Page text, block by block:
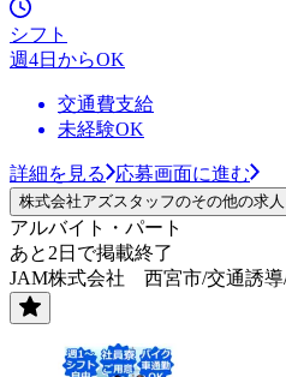
シフト
週4日からOK
交通費支給
未経験OK
詳細を見る 応募画面に進む
株式会社アズスタッフのその他の求
アルバイト・パート
あと2日で掲載終了
JAM株式会社 西宮市/交通誘導/